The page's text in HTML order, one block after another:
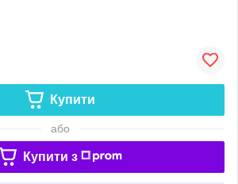
Купити
або
Купити з